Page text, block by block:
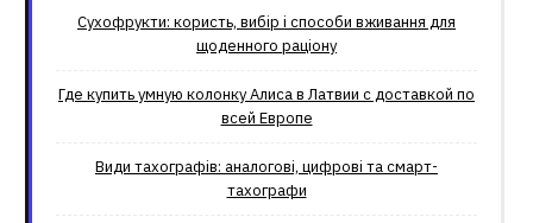
Сухофрукти: користь, вибір і способи вживання для
щоденного раціону
Где купить умную колонку Алиса в Латвии с доставкой по
всей Европе
Види тахографів: аналогові, цифрові та смарт-
тахографи